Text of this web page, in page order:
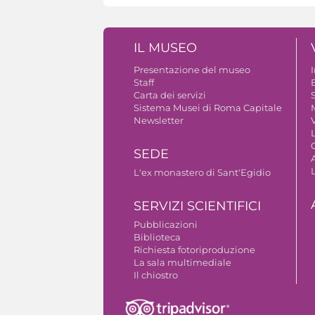
IL MUSEO
Presentazione del museo
Staff
Carta dei servizi
Sistema Musei di Roma Capitale
Newsletter
SEDE
L'ex monastero di Sant'Egidio
SERVIZI SCIENTIFICI
Pubblicazioni
Biblioteca
Richiesta fotoriproduzione
La sala multimediale
Il chiostro